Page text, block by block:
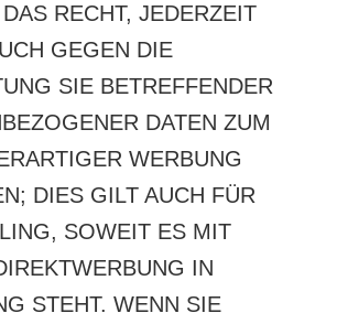
RECHT, JEDERZEIT
GEGEN DIE
SIE BETREFFENDER
DATEN ZUM
WERBUNG
DIES GILT AUCH FÜR
SOWEIT ES MIT
IN
STEHT. WENN SIE